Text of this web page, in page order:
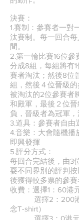
決賽：
1.賽制：參賽者一對
汰賽制。每一回合
間。
2.第一輪比賽16位參
分成8組，每組將有
賽者淘汰；然後8位
組，然後４位晉級的
被淘汰的2位參賽者
和殿軍，最後２位
負，晉級者為冠軍，
3.道具：參賽者自由
4.音樂：大會隨機播
即興發揮
5.評分方式：
每回合完結後，由3
耍不同界別的評判
後獲得較多票的參賽
收費：選擇1：60港
選擇2：200港
念T-shirt）
選擇3：0港元